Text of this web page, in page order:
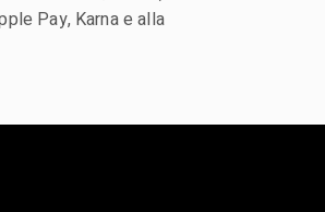
Pay, Karna e alla